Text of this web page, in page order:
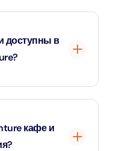
доступны в
и самых
горок, рек и
главных
кафе и